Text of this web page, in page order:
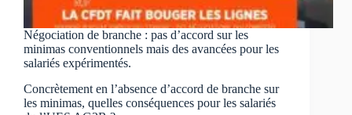
Négociation de branche : pas d’accord sur les
minimas conventionnels mais des avancées pour les
salariés expérimentés.
Concrètement en l’absence d’accord de branche sur
les minimas, quelles conséquences pour les salariés